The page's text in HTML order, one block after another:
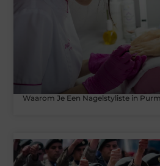
Waarom Je Een Nagelstyliste in